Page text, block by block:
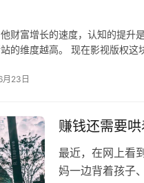
财富增长的速度，认知的提升
的维度越高。 现在影视版权这
月23日
赚钱还需要哄
最近，在网上看
妈一边背着孩子